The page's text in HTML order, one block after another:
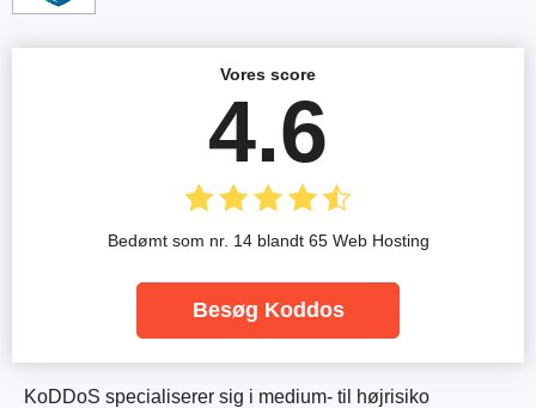
KoDDoS specialiserer sig i medium- til højrisiko
Vores score
4.6
Bedømt som nr. 14 blandt 65 Web Hosting
Besøg Koddos